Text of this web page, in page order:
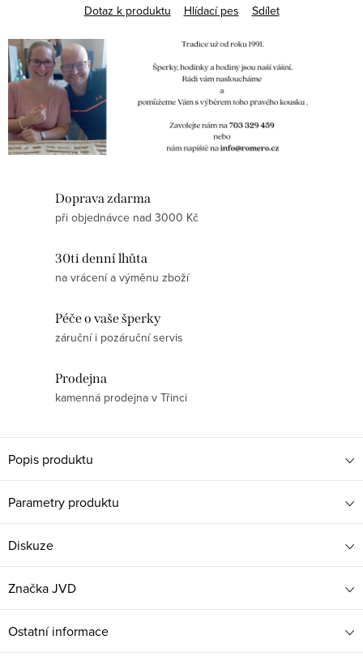
Dotaz k produktu
Hlídací pes Sdílet
Doprava zdarma
při objednávce nad 3000 Kč
30ti denní lhůta
na vrácení a výměnu zboží
Péče o vaše šperky
záruční i pozáruční servis
Prodejna
kamenná prodejna v Třinci
Popis produktu
Parametry produktu
Diskuze
ZnačkaJVD
Ostatní informace